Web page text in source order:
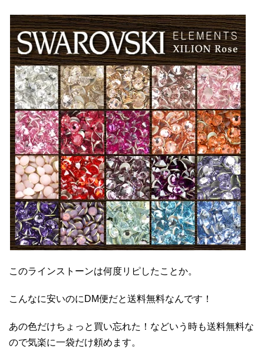
このラインストーンは何度リピしたことか。
こんなに安いのにDM便だと送料無料なんです！
あの色だけちょっと買い忘れた！などいう時も送料無料な
ので気楽に一袋だけ頼めます。